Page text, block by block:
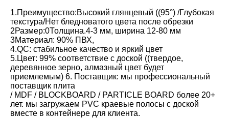
1.Преимущество:Высокий глянцевый ((95°) /Глубокая
текстура/Нет бледноватого цвета после обрезки
2Размер:0Толщина.4-3 мм, ширина 12-80 мм
3Материал: 90% ПВХ,
4.QC: стабильное качество и яркий цвет
5.Цвет: 99% соответствие с доской ((твердое,
деревянное зерно, алмазный цвет будет
приемлемым) 6. Поставщик: мы профессиональный
поставщик плита
/ MDF / BLOCKBOARD / PARTICLE BOARD более 20+
лет. мы загружаем PVC краевые полосы с доской
вместе в контейнере для клиента.